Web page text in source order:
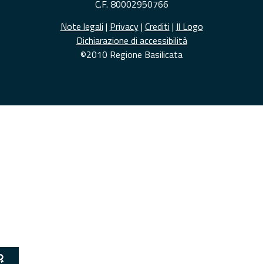
C.F. 80002950766
Note legali | Privacy| Crediti | Il Logo
Dichiarazione di accessibilità
©2010 Regione Basilicata